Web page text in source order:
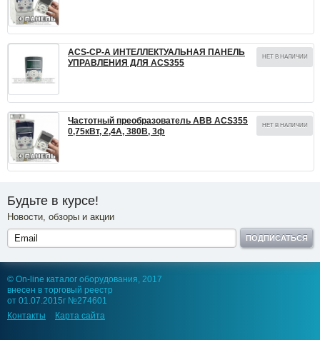
ACS-CP-A ИНТЕЛЛЕКТУАЛЬНАЯ ПАНЕЛЬ
УПРАВЛЕНИЯ ДЛЯ ACS355
НЕТ В НАЛИЧИИ
Частотный преобразователь ABB ACS355
0,75кВт, 2,4А, 380В, 3ф
НЕТ В НАЛИЧИИ
Будьте в курсе!
Новости, обзоры и акции
ПОДПИСАТЬСЯ
© On-line каталог оборудования, 2017
внесен в торговый реестр
от 01.07.2015г №274601
Контакты
Карта сайта